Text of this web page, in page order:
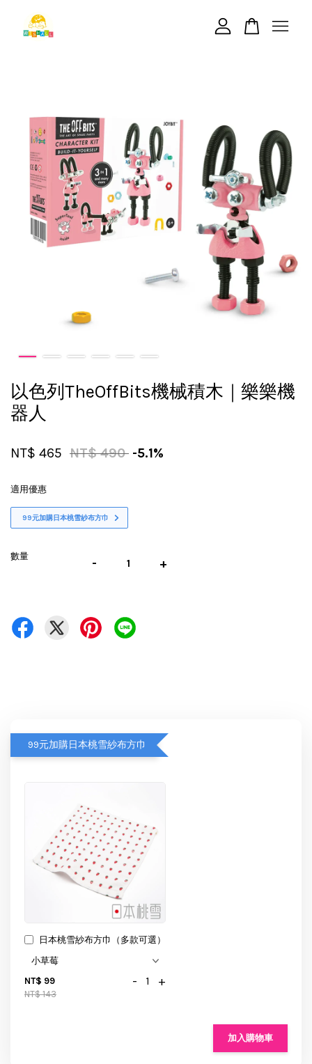
以色列TheOffBits機械積木｜樂樂機
器人
NT$ 465 NT$ 490 -5.1%
適用優惠
99元加購日本桃雪紗布方巾
數量 - +
99元加購日本桃雪紗布方巾
日本桃雪紗布方巾（多款可選）
NT$ 99
NT$ 143
- +
加入購物車